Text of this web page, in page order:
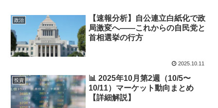
政治
【速報分析】自公連立白紙化で政
局激変へ――これからの自民党と
首相選挙の行方
2025.10.11
投資
📊 2025年10月第2週（10/5〜
10/11）マーケット動向まとめ
【詳細解説】